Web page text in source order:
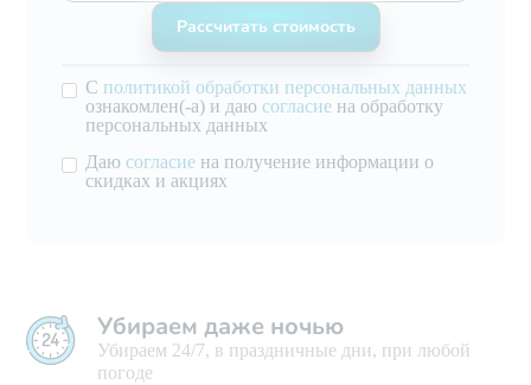
С политикой обработки персональных данных
ознакомлен(-а) и даю согласие на обработку
персональных данных
Даю согласие на получение информации о
скидках и акциях
Убираем даже ночью
Убираем 24/7, в праздничные дни, при любой
погоде